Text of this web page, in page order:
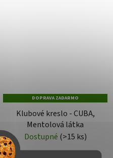
DOPRAVA ZADARMO
Klubové kreslo - CUBA,
Mentolová látka
Dostupné (>15 ks)